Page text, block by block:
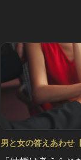
男と女の答えあわせ